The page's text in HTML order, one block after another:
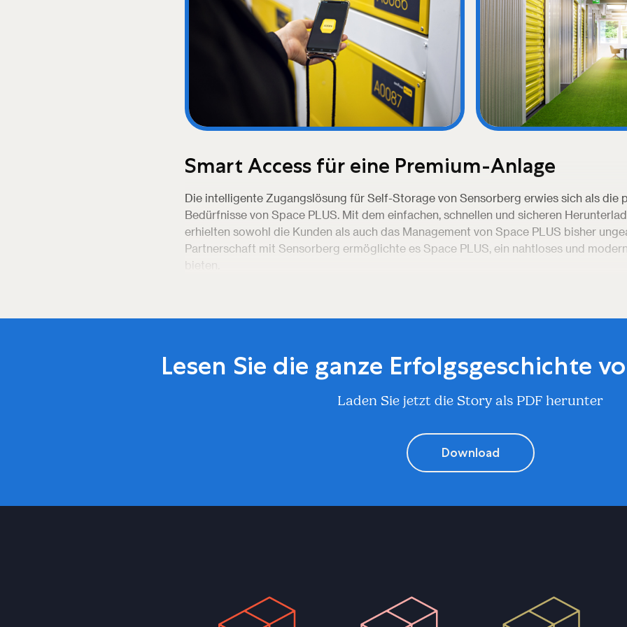
Smart Access für eine Premium-Anlage
Die intelligente Zugangslösung für Self-Storage von Sensorberg erwies sich als die
Bedürfnisse von Space PLUS. Mit dem einfachen, schnellen und sicheren
erhielten sowohl die Kunden als auch das Management von Space PLUS bisher
Partnerschaft mit Sensorberg ermöglichte es Space PLUS, ein nahtloses und
bieten.
Lesen Sie die ganze Erfolgsgeschichte
Laden Sie jetzt die Story als PDF herunter
Download